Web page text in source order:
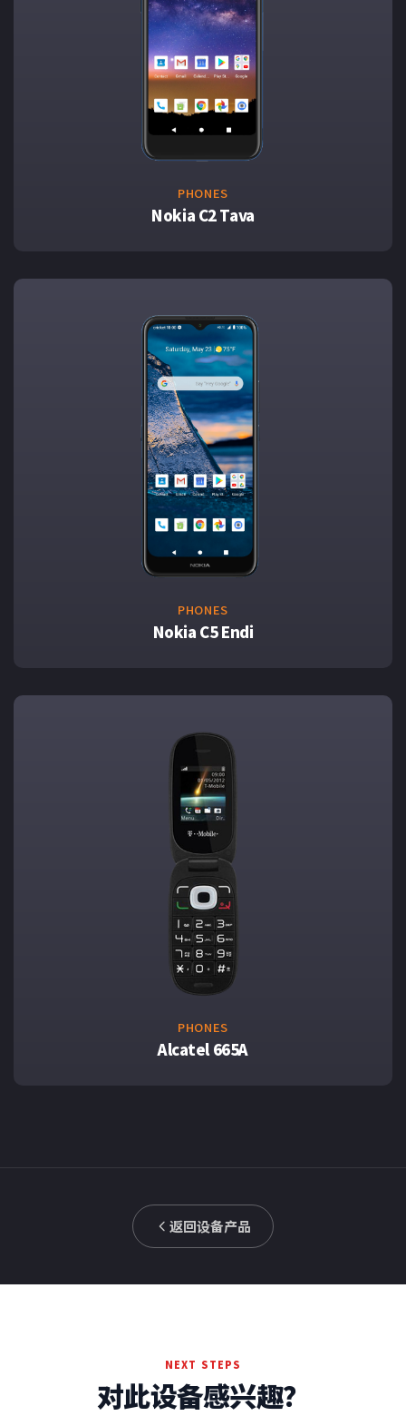
PHONES
Nokia C2 Tava
PHONES
Nokia C5 Endi
PHONES
Alcatel 665A
返回设备产品
NEXT STEPS
对此设备感兴趣？